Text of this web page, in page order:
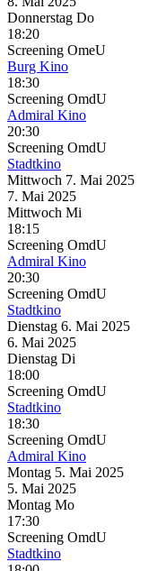
Donnerstag Do
18:20
Screening OmeU
Burg Kino
18:30
Screening OmdU
Admiral Kino
20:30
Screening OmdU
Stadtkino
Mittwoch 7. Mai 2025
7. Mai 2025
Mittwoch Mi
18:15
Screening OmdU
Admiral Kino
20:30
Screening OmdU
Stadtkino
Dienstag 6. Mai 2025
6. Mai 2025
Dienstag Di
18:00
Screening OmdU
Stadtkino
18:30
Screening OmdU
Admiral Kino
Montag 5. Mai 2025
5. Mai 2025
Montag Mo
17:30
Screening OmdU
Stadtkino